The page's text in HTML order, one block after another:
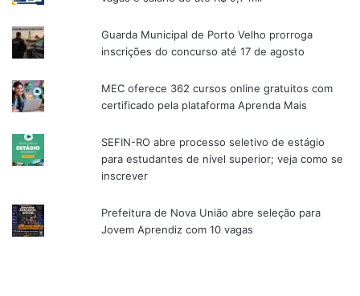
Guarda Municipal de Porto Velho prorroga
inscrições do concurso até 17 de agosto
MEC oferece 362 cursos online gratuitos com
certificado pela plataforma Aprenda Mais
SEFIN-RO abre processo seletivo de estágio
para estudantes de nível superior; veja como se
inscrever
Prefeitura de Nova União abre seleção para
Jovem Aprendiz com 10 vagas